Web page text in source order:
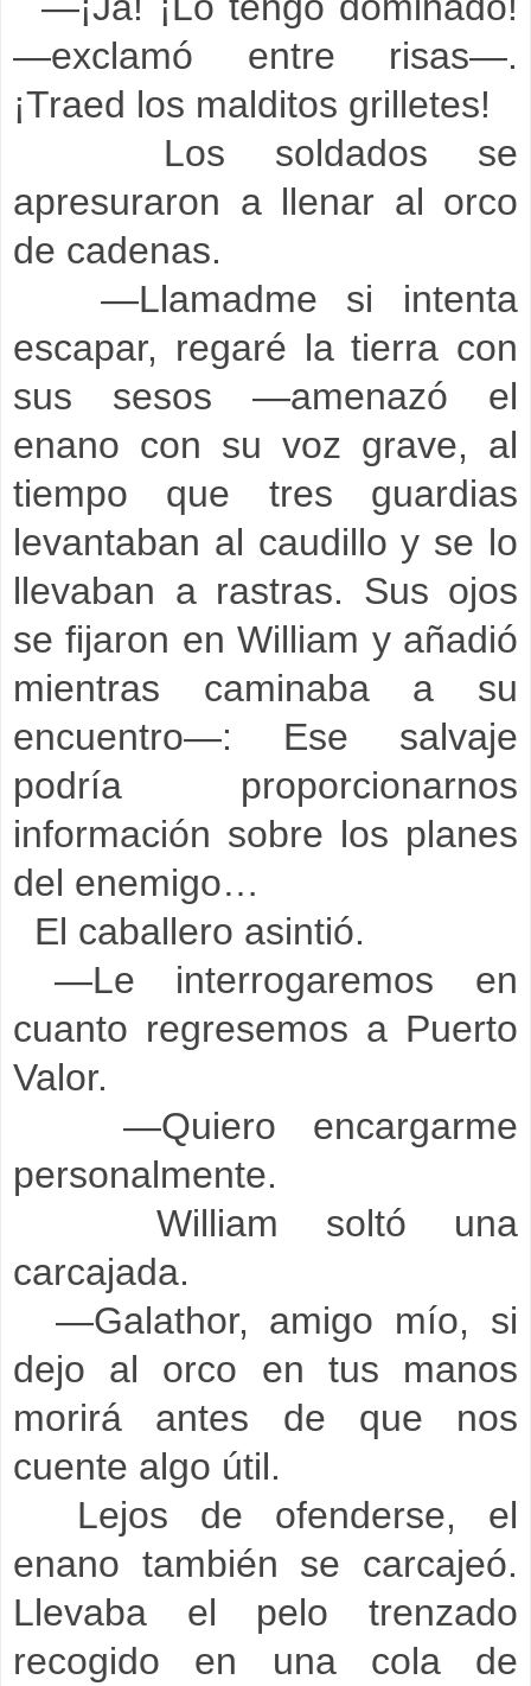
—exclamó entre risas—.
¡Traed los malditos grilletes!
Los soldados se
apresuraron a llenar al orco
de cadenas.
—Llamadme si intenta
escapar, regaré la tierra con
sus sesos —amenazó el
enano con su voz grave, al
tiempo que tres guardias
levantaban al caudillo y se lo
llevaban a rastras. Sus ojos
se fijaron en William y añadió
mientras caminaba a su
encuentro—: Ese salvaje
podría proporcionarnos
información sobre los planes
del enemigo…
El caballero asintió.
—Le interrogaremos en
cuanto regresemos a Puerto
Valor.
—Quiero encargarme
personalmente.
William soltó una
carcajada.
—Galathor, amigo mío, si
dejo al orco en tus manos
morirá antes de que nos
cuente algo útil.
Lejos de ofenderse, el
enano también se carcajeó.
Llevaba el pelo trenzado
recogido en una cola de